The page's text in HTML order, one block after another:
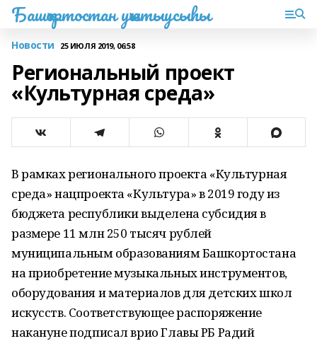
Башҡортостан уҡытыусыһы
Новости 25 ИЮЛЯ 2019, 06:58
Региональный проект
«Культурная среда»
В рамках регионального проекта «Культурная
среда» нацпроекта «Культура» в 2019 году из
бюджета республики выделена субсидия в
размере 11 млн 250 тысяч рублей
муниципальным образованиям Башкортостана
на приобретение музыкальных инструментов,
оборудования и материалов для детских школ
искусств. Соответствующее распоряжение
накануне подписал врио Главы РБ Радий